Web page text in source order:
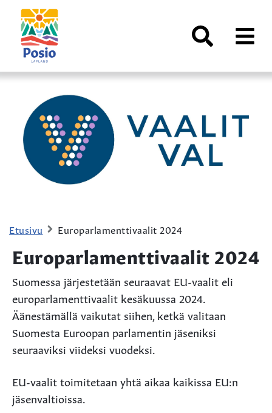
Siirry sisältöön
Kaupungin
logo
AVAA
Etusivu Europarlamenttivaalit 2024
Europarlamenttivaalit 2024
Suomessa järjestetään seuraavat EU-vaalit eli
europarlamenttivaalit kesäkuussa 2024.
Äänestämällä vaikutat siihen, ketkä valitaan
Suomesta Euroopan parlamentin jäseniksi
seuraaviksi viideksi vuodeksi.
EU-vaalit toimitetaan yhtä aikaa kaikissa EU:n
jäsenvaltioissa.